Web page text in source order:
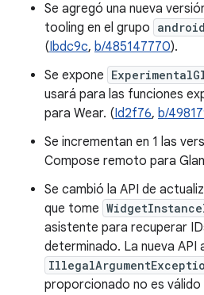
Se agregó una nueva
tooling en el grupo
(Ibdc9c, b/485147770).
Se expone
usará para las funciones
para Wear. (Id2f76, b/
Se incrementan en 1 las
Compose remoto para
Se cambió la API de
que tome
asistente para recuperar
determinado. La nueva API
proporcionado no es